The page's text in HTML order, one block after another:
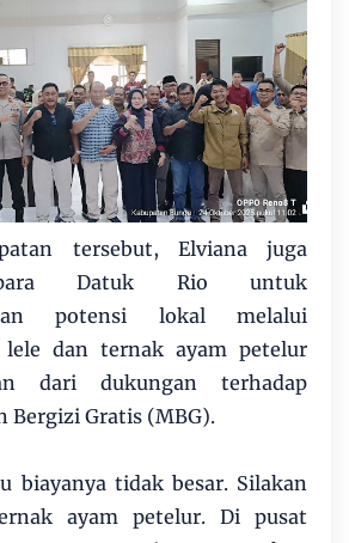
tersebut, Elviana juga
Datuk Rio untuk
potensi lokal melalui
lele dan ternak ayam petelur
dari dukungan terhadap
Bergizi Gratis (MBG).
biayanya tidak besar. Silakan
ayam petelur. Di pusat